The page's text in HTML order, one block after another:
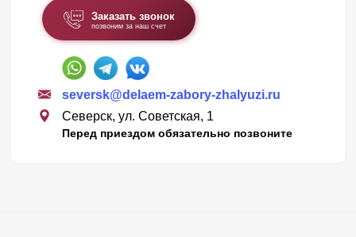
Заказать звонок
позвоним за наш счет
seversk@delaem-zabory-zhalyuzi.ru
Северск, ул. Советская, 1
Перед приездом обязательно позвоните